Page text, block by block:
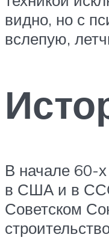
видно, но с
вслепую,
В начале 60-х
в США и в
Советском